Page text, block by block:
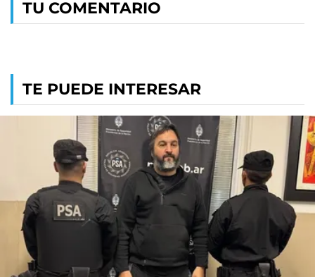
TU COMENTARIO
TE PUEDE INTERESAR